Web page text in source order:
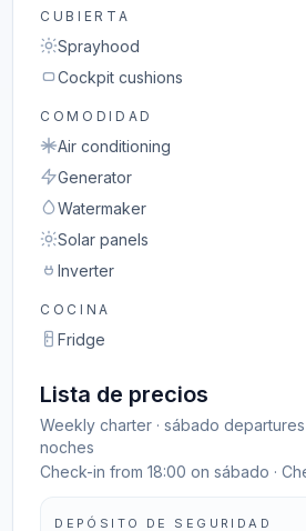
CUBIERTA
Sprayhood
Cockpit cushions
COMODIDAD
Air conditioning
Generator
Watermaker
Solar panels
Inverter
COCINA
Fridge
Lista de precios
Weekly charter · sábado departures
noches
Check-in from 18:00 on sábado ·
DEPÓSITO DE SEGURIDAD